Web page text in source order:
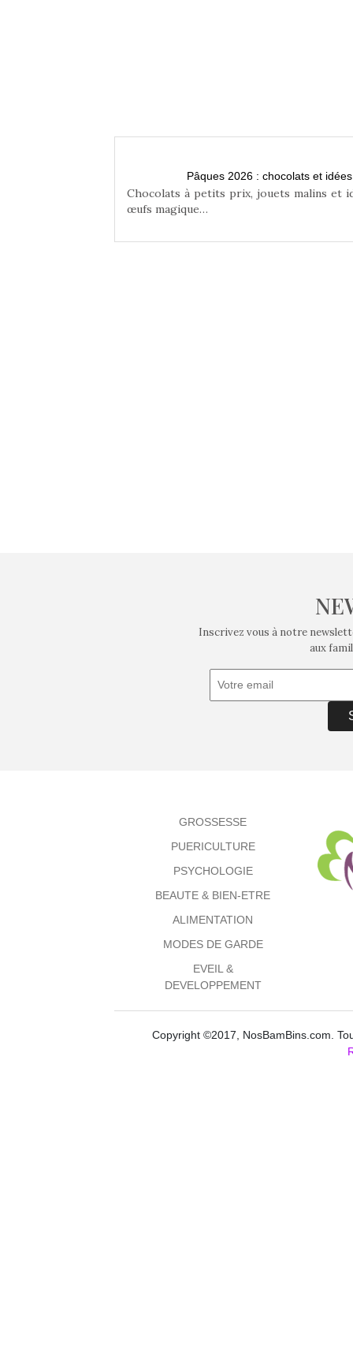
Pâques 2026 : chocolats et
Chocolats à petits prix, jouets malins et
œufs magique…
Inscrivez vous à notre
aux
GROSSESSE
PUERICULTURE
PSYCHOLOGIE
BEAUTE & BIEN-ETRE
ALIMENTATION
MODES DE GARDE
EVEIL &
DEVELOPPEMENT
Copyright ©2017, NosBamBins.com.